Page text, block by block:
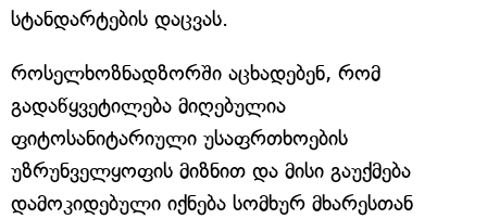
სტანდარტების დაცვას.
როსელხოზნადზორში აცხადებენ, რომ
გადაწყვეტილება მიღებულია
ფიტოსანიტარიული უსაფრთხოების
უზრუნველყოფის მიზნით და მისი გაუქმება
დამოკიდებული იქნება სომხურ მხარესთან